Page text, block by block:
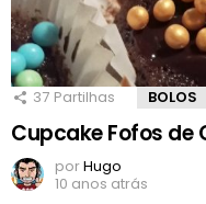
37 Partilhas BOLOS
Cupcake Fofos de
porHugo
10 anos atrás